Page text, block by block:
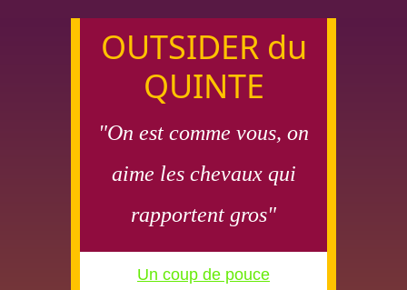
OUTSIDER du
QUINTE
"On est comme vous, on
aime les chevaux qui
rapportent gros"
Un coup de pouce